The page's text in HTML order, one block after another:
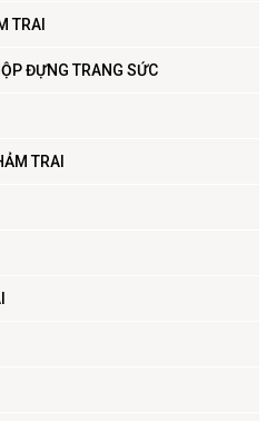
TRAI
ĐỰNG TRANG SỨC
TRAI